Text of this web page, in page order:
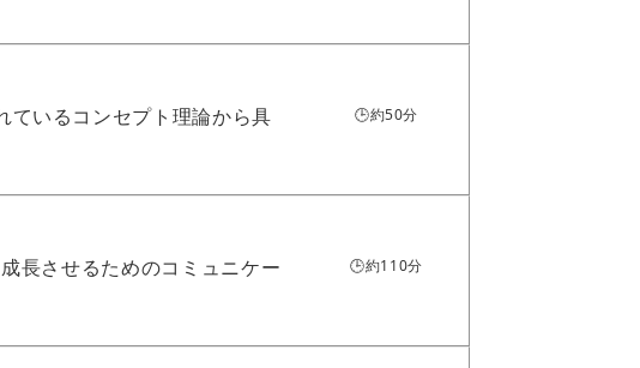
ているコンセプト理論から具
🕒約50分
長させるためのコミュニケー
🕒約110分